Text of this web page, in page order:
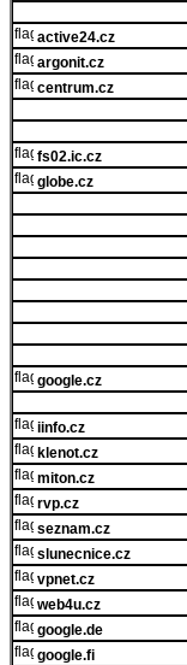
active24.cz
argonit.cz
centrum.cz
fs02.ic.cz
globe.cz
google.cz
iinfo.cz
klenot.cz
miton.cz
rvp.cz
seznam.cz
slunecnice.cz
vpnet.cz
web4u.cz
google.de
google.fi